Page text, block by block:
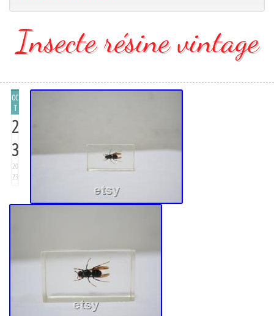
Insecte résine vintage
OC
T
2
3
20
23